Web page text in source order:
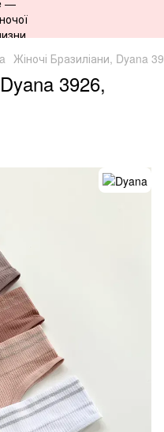
Жіночі Бразиліани, Dyana
3926,